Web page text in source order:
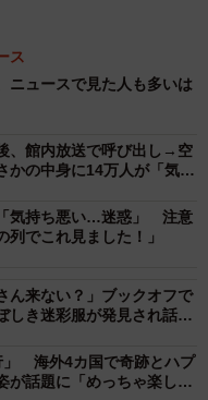
2/6
ス
ニュースで見た人も多いは
、館内放送で呼び出し→空
の中身に14万人が「気持
気持ち悪い…迷惑」 注意
でこれ見ました！」
ん来ない？」ブックオフで
しき迷彩服が発見され話題
」 海外4カ国で奇跡とハプ
が話題に「めっちゃ楽しそ